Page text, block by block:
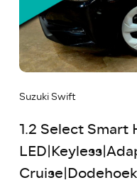
Suzuki Swift
1.2 Select Smart